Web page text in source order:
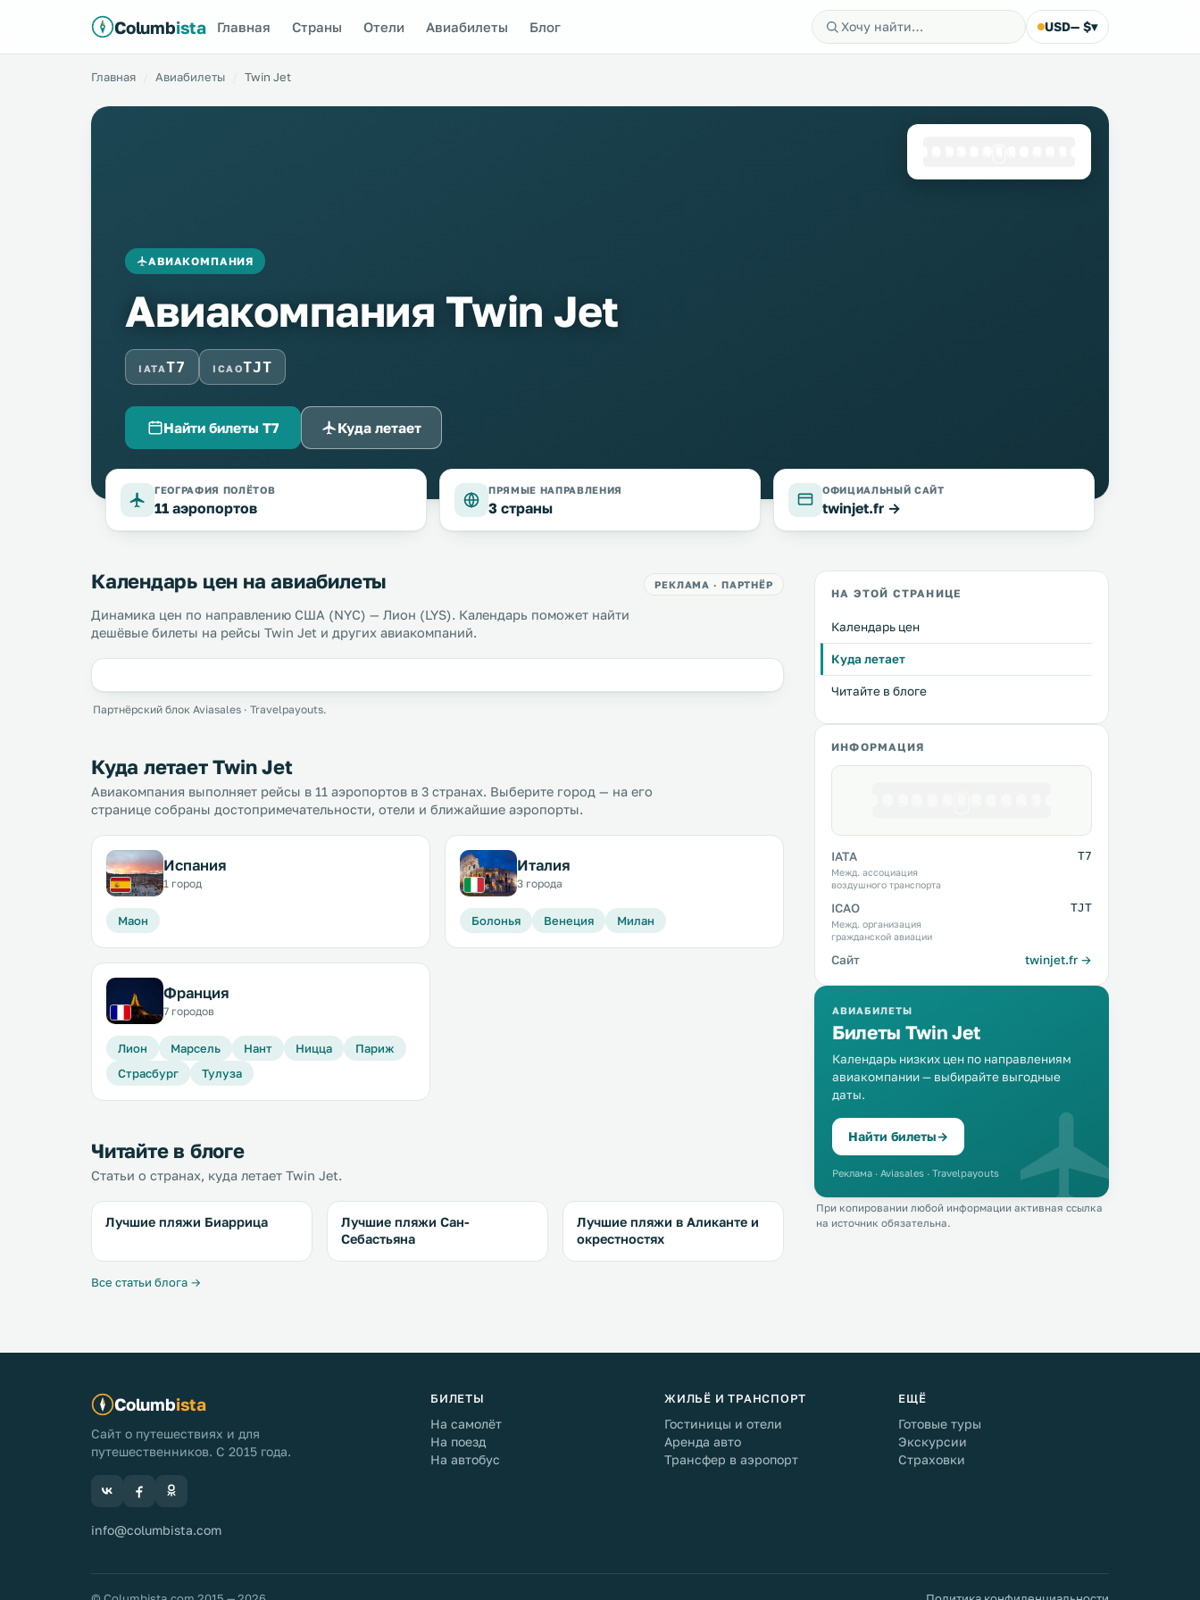
Columbista Главная Страны Отели Авиабилеты Блог USD— $▾
Главная Авиабилеты Twin Jet
АВИАКОМПАНИЯ
Авиакомпания Twin Jet
IATAT7 ICAOTJT
Найти билеты T7 Куда летает
ГЕОГРАФИЯ ПОЛЁТОВ
11 аэропортов
ПРЯМЫЕ НАПРАВЛЕНИЯ
3 страны
ОФИЦИАЛЬНЫЙ САЙТ
twinjet.fr →
Календарь цен на авиабилеты РЕКЛАМА · ПАРТНЁР
Динамика цен по направлению США (NYC) — Лион (LYS). Календарь поможет найти
дешёвые билеты на рейсы Twin Jet и других авиакомпаний.
Партнёрский блок Aviasales · Travelpayouts.
Куда летает Twin Jet
Авиакомпания выполняет рейсы в 11 аэропортов в 3 странах. Выберите город — на его
странице собраны достопримечательности, отели и ближайшие аэропорты.
Испания
1 город
Маон
Италия
3 города
Болонья Венеция Милан
Франция
7 городов
Лион Марсель Нант Ницца
Париж
Страсбург
Тулуза
Читайте в блоге
Статьи о странах, куда летает Twin Jet.
Лучшие пляжи Биаррица
Лучшие пляжи Сан-
Себастьяна
Лучшие пляжи в Аликанте и
окрестностях
Все статьи блога →
НА ЭТОЙ СТРАНИЦЕ
Календарь цен
Куда летает
Читайте в блоге
ИНФОРМАЦИЯ
IATA
Межд. ассоциация
воздушного транспорта
T7
ICAO
Межд. организация
гражданской авиации
TJT
Сайт twinjet.fr →
АВИАБИЛЕТЫ
Билеты Twin Jet
Календарь низких цен по направлениям
авиакомпании — выбирайте выгодные
даты.
Найти билеты→
Реклама · Aviasales · Travelpayouts
При копировании любой информации активная ссылка
на источник обязательна.
Columbista
Сайт о путешествиях и для
путешественников. С 2015 года.
info@columbista.com
БИЛЕТЫ
На самолёт
На поезд
На автобус
ЖИЛЬЁ И ТРАНСПОРТ
Гостиницы и отели
Аренда авто
Трансфер в аэропорт
ЕЩЁ
Готовые туры
Экскурсии
Страховки